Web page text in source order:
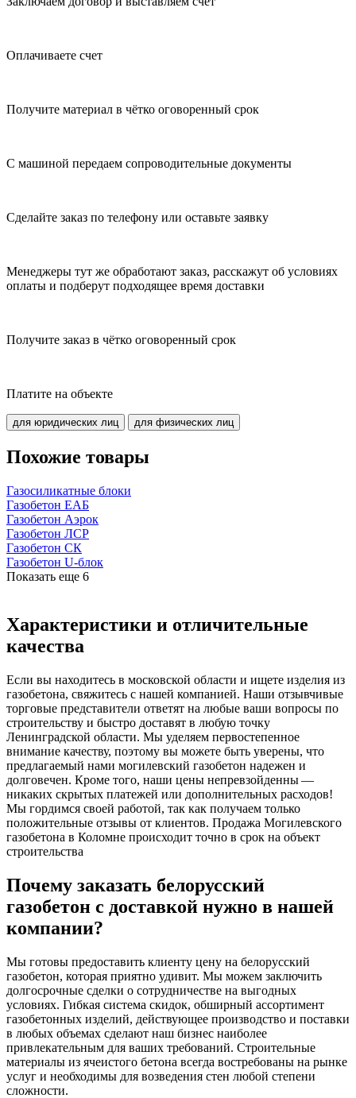
Оплачиваете счет
Получите материал в чётко оговоренный срок
С машиной передаем сопроводительные документы
Сделайте заказ по телефону или оставьте заявку
Менеджеры тут же обработают заказ, расскажут об условиях
оплаты и подберут подходящее время доставки
Получите заказ в чётко оговоренный срок
Платите на объекте
для юридических лиц для физических лиц
Похожие товары
Газосиликатные блоки
Газобетон ЕАБ
Газобетон Аэрок
Газобетон ЛСР
Газобетон СК
Газобетон U-блок
Показать еще 6
Характеристики и отличительные
качества
Если вы находитесь в московской области и ищете изделия из
газобетона, свяжитесь с нашей компанией. Наши отзывчивые
торговые представители ответят на любые ваши вопросы по
строительству и быстро доставят в любую точку
Ленинградской области. Мы уделяем первостепенное
внимание качеству, поэтому вы можете быть уверены, что
предлагаемый нами могилевский газобетон надежен и
долговечен. Кроме того, наши цены непревзойденны —
никаких скрытых платежей или дополнительных расходов!
Мы гордимся своей работой, так как получаем только
положительные отзывы от клиентов. Продажа Могилевского
газобетона в Коломне происходит точно в срок на объект
строительства
Почему заказать белорусский
газобетон с доставкой нужно в нашей
компании?
Мы готовы предоставить клиенту цену на белорусский
газобетон, которая приятно удивит. Мы можем заключить
долгосрочные сделки о сотрудничестве на выгодных
условиях. Гибкая система скидок, обширный ассортимент
газобетонных изделий, действующее производство и поставки
в любых объемах сделают наш бизнес наиболее
привлекательным для ваших требований. Строительные
материалы из ячеистого бетона всегда востребованы на рынке
услуг и необходимы для возведения стен любой степени
сложности.